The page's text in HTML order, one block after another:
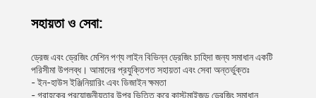
সহায়তা ও সেবা:
ড্রেজ এবং ড্রেজিং মেশিন পণ্য লাইন বিভিন্ন ড্রেজিং চাহিদা জন্য সমাধান একটি
পরিসীমা উপলব্ধ। আমাদের প্রযুক্তিগত সহায়তা এবং সেবা অন্তর্ভুক্তঃ
- ইন-হাউস ইঞ্জিনিয়ারিং এবং ডিজাইন ক্ষমতা
- গ্রাহকের প্রয়োজনীয়তার উপর ভিত্তি করে কাস্টমাইজড ড্রেজিং সমাধান